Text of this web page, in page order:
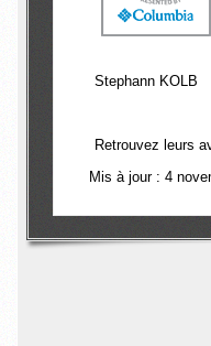
Stephann
Retrouvez leurs
Mis à jour : 4